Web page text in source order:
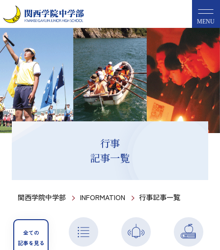
MENU
行事
記事一覧
関西学院中学部 INFORMATION 行事記事一覧
全ての
記事を見る